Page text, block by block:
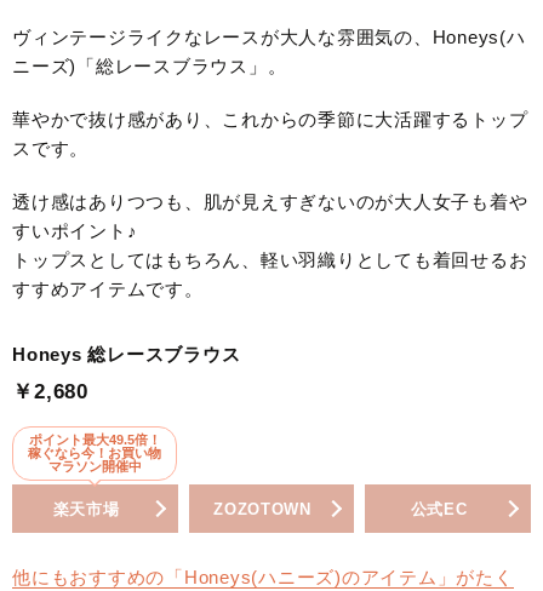
ヴィンテージライクなレースが大人な雰囲気の、Honeys(ハ
ニーズ)「総レースブラウス」。
華やかで抜け感があり、これからの季節に大活躍するトップ
スです。
透け感はありつつも、肌が見えすぎないのが大人女子も着や
すいポイント♪
トップスとしてはもちろん、軽い羽織りとしても着回せるお
すすめアイテムです。
Honeys 総レースブラウス
￥2,680
ポイント最大49.5倍！
稼ぐなら今！お買い物
マラソン開催中
楽天市場 ZOZOTOWN 公式EC
他にもおすすめの「Honeys(ハニーズ)のアイテム」がたく